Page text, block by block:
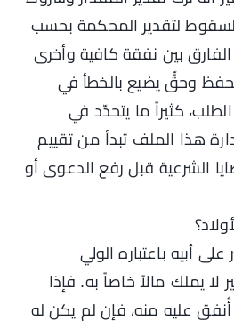
لتقدير المحكمة بحسب
بين نفقة كافية وأخرى
وحقٍّ يضيع بالخطأ في
كثيراً ما يتحدّد في
هذا الملف تبدأ من تقييم
الشرعية قبل رفع الدعوى أو
أبيه باعتباره الولي
لا يملك مالاً خاصاً به. فإذا
عليه منه، فإن لم يكن له